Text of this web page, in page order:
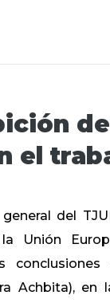
el
del
Unión
Achbita), en